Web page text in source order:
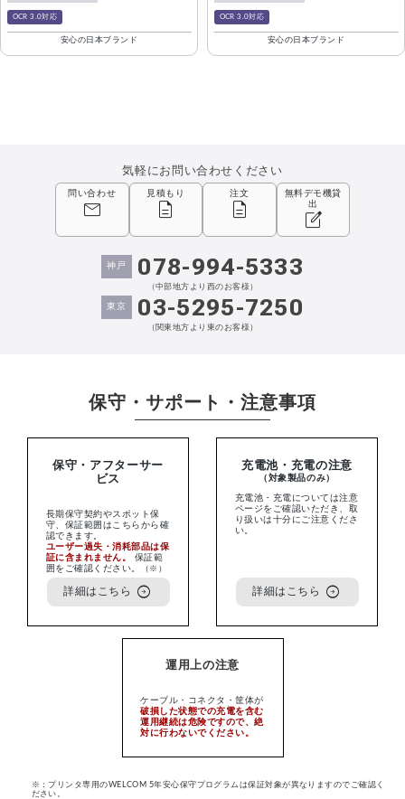
OCR 3.0対応
安心の日本ブランド
OCR 3.0対応
安心の日本ブランド
気軽にお問い合わせください
問い合わせ
mail
見積もり
description
注文
description
無料デモ機貸
出
edit_square
神戸 078-994-5333
（中部地方より西のお客様）
東京 03-5295-7250
（関東地方より東のお客様）
保守・サポート・注意事項
保守・アフターサー
ビス
長期保守契約やスポット保
守、保証範囲はこちらから確
認できます。
ユーザー過失・消耗部品は保
証に含まれません。
保証範
囲をご確認ください。
（※）
詳細はこちら arrow_circle_right
充電池・充電の注意
（対象製品のみ）
充電池・充電については注意
ページをご確認いただき、取
り扱いは十分にご注意くださ
い。
詳細はこちら arrow_circle_right
運用上の注意
ケーブル・コネクタ・筐体が
破損した状態での充電を含む
運用継続は危険ですので、絶
対に行わないでください。
※：プリンタ専用のWELCOM 5年安心保守プログラムは保証対象が異なりますのでご確認く
ださい。